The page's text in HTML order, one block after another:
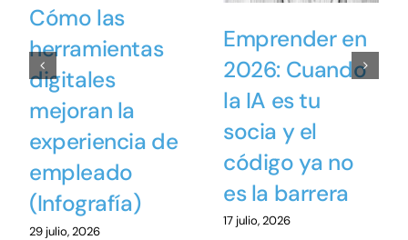
Cómo las
herramientas
digitales
mejoran la
experiencia de
empleado
(Infografía)
29 julio, 2026
Emprender en
2026: Cuando
la IA es tu
socia y el
código ya no
es la barrera
17 julio, 2026